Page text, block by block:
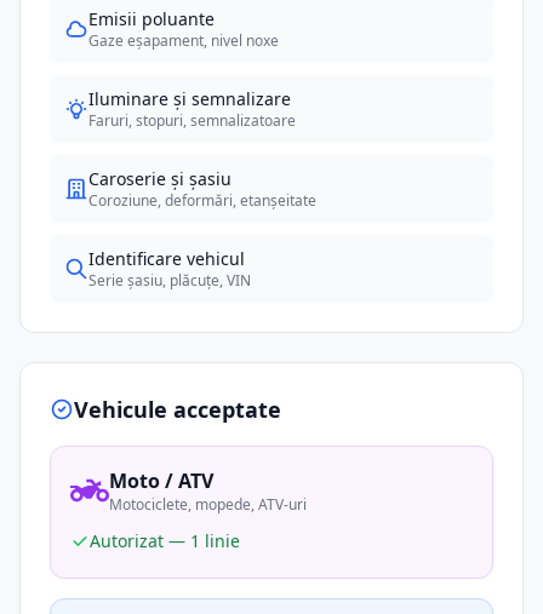
Emisii poluante
Gaze eșapament, nivel noxe
Iluminare și semnalizare
Faruri, stopuri, semnalizatoare
Caroserie și șasiu
Coroziune, deformări, etanșeitate
Identificare vehicul
Serie șasiu, plăcuțe, VIN
Vehicule acceptate
Moto / ATV
Motociclete, mopede, ATV-uri
Autorizat — 1 linie